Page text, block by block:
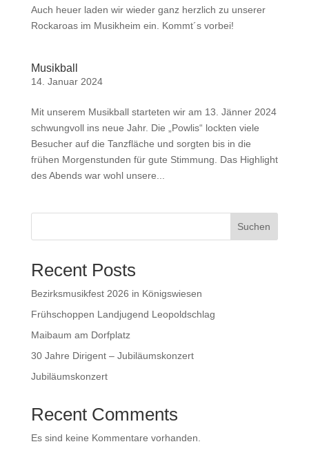
Auch heuer laden wir wieder ganz herzlich zu unserer
Rockaroas im Musikheim ein. Kommt´s vorbei!
Musikball
14. Januar 2024
Mit unserem Musikball starteten wir am 13. Jänner 2024
schwungvoll ins neue Jahr. Die „Powlis“ lockten viele
Besucher auf die Tanzfläche und sorgten bis in die
frühen Morgenstunden für gute Stimmung. Das Highlight
des Abends war wohl unsere...
Suchen
Recent Posts
Bezirksmusikfest 2026 in Königswiesen
Frühschoppen Landjugend Leopoldschlag
Maibaum am Dorfplatz
30 Jahre Dirigent – Jubiläumskonzert
Jubiläumskonzert
Recent Comments
Es sind keine Kommentare vorhanden.